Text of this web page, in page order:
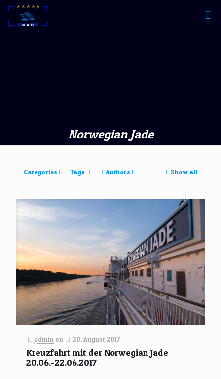
Norwegian Jade
Categories Tags Authors Show all
admin on 20. August 2017
Kreuzfahrt mit der Norwegian Jade
20.06.-22.06.2017